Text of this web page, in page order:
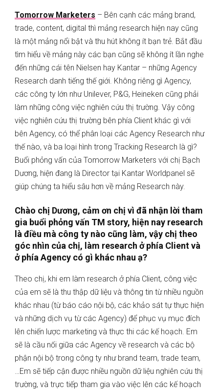
Tomorrow Marketers – Bên cạnh các mảng brand,
trade, content, digital thì mảng research hiện nay cũng
là một mảng nổi bật và thu hút không ít bạn trẻ. Bắt đầu
tìm hiểu về mảng này các bạn cũng sẽ không ít lần nghe
đến những cái tên Nielsen hay Kantar – những Agency
Research danh tiếng thế giới. Không riêng gì Agency,
các công ty lớn như Unilever, P&G, Heineken cũng phải
làm những công việc nghiên cứu thị trường. Vậy công
việc nghiên cứu thị trường bên phía Client khác gì với
bên Agency, có thể phân loại các Agency Research như
thế nào, và ba loại hình trong Tracking Research là gì?
Buổi phỏng vấn của Tomorrow Marketers với chị Bạch
Dương, hiện đang là Director tại Kantar Worldpanel sẽ
giúp chúng ta hiểu sâu hơn về mảng Research này.
Chào chị Dương, cảm ơn chị vì đã nhận lời tham
gia buổi phỏng vấn TM story, hiện nay research
là điều mà công ty nào cũng làm, vậy chị theo
góc nhìn của chị, làm research ở phía Client và
ở phía Agency có gì khác nhau ạ?
Theo chị, khi em làm research ở phía Client, công việc
của em sẽ là thu thập dữ liệu và thông tin từ nhiều nguồn
khác nhau (từ báo cáo nội bộ, các khảo sát tự thực hiện
và những dịch vụ từ các Agency) để phục vụ mục đích
lên chiến lược marketing và thực thi các kế hoạch. Em
sẽ là cầu nối giữa các Agency về research và các bộ
phận nội bộ trong công ty như brand team, trade team,
…Em sẽ tiếp cận được nhiều nguồn dữ liệu nghiên cứu thị
trường, và trực tiếp tham gia vào việc lên các kế hoạch